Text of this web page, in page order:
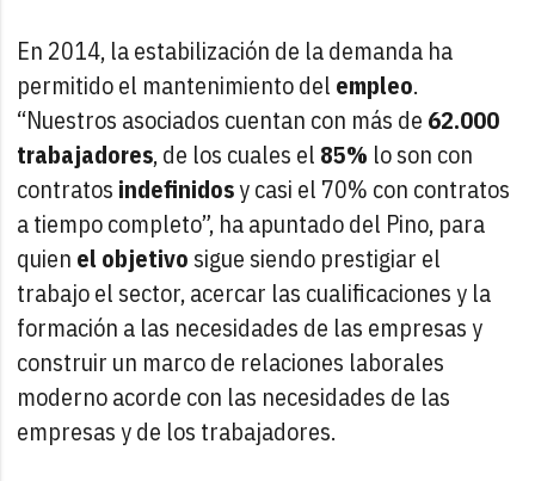
En 2014, la estabilización de la demanda ha
permitido el mantenimiento del empleo.
“Nuestros asociados cuentan con más de 62.000
trabajadores, de los cuales el 85% lo son con
contratos indefinidosy casi el 70% con contratos
a tiempo completo”, ha apuntado del Pino, para
quien el objetivo sigue siendo prestigiar el
trabajo el sector, acercar las cualificaciones y la
formación a las necesidades de las empresas y
construir un marco de relaciones laborales
moderno acorde con las necesidades de las
empresas y de los trabajadores.